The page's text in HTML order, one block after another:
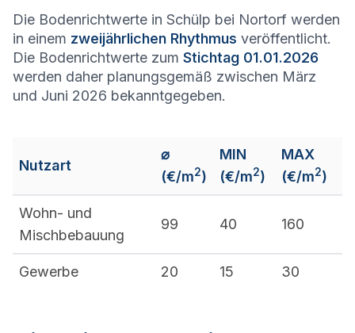
Die Bodenrichtwerte in Schülp bei Nortorf werden
in einem zweijährlichen Rhythmus veröffentlicht.
Die Bodenrichtwerte zum Stichtag 01.01.2026
werden daher planungsgemäß zwischen März
und Juni 2026 bekanntgegeben.
Nutzart
⌀
(€/m2)
MIN
(€/m2)
MAX
(€/m2)
Wohn- und
Mischbebauung
99 40 160
Gewerbe 20 15 30